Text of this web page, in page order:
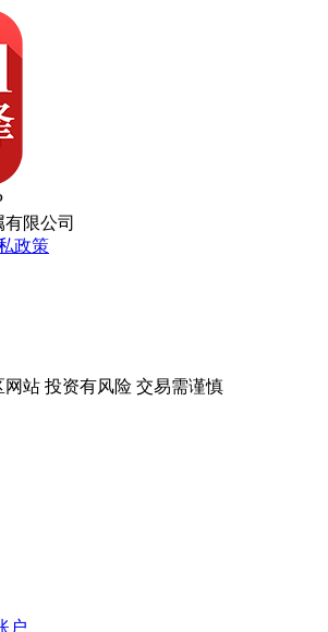
限公司
政策
站 投资有风险 交易需谨慎
户